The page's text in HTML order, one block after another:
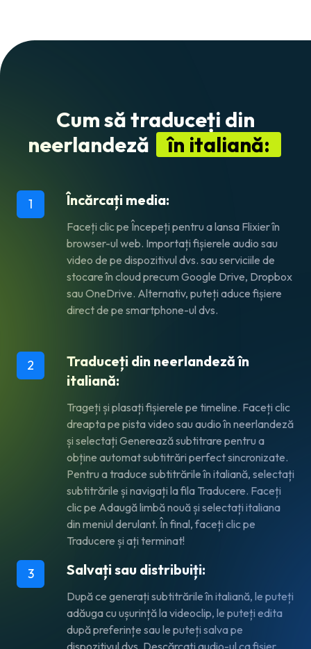
Cum să traduceți din
neerlandeză
în italiană:
1 Încărcați media:
Faceți clic pe Începeți pentru a lansa Flixier în
browser-ul web. Importați fișierele audio sau
video de pe dispozitivul dvs. sau serviciile de
stocare în cloud precum Google Drive, Dropbox
sau OneDrive. Alternativ, puteți aduce fișiere
direct de pe smartphone-ul dvs.
2
Traduceți din neerlandeză în
italiană:
Trageți și plasați fișierele pe timeline. Faceți clic
dreapta pe pista video sau audio în neerlandeză
și selectați Generează subtitrare pentru a
obține automat subtitrări perfect sincronizate.
Pentru a traduce subtitrările în italiană, selectați
subtitrările și navigați la fila Traducere. Faceți
clic pe Adaugă limbă nouă și selectați italiana
din meniul derulant. În final, faceți clic pe
Traducere și ați terminat!
3 Salvați sau distribuiți:
După ce generați subtitrările în italiană, le puteți
adăuga cu ușurință la videoclip, le puteți edita
după preferințe sau le puteți salva pe